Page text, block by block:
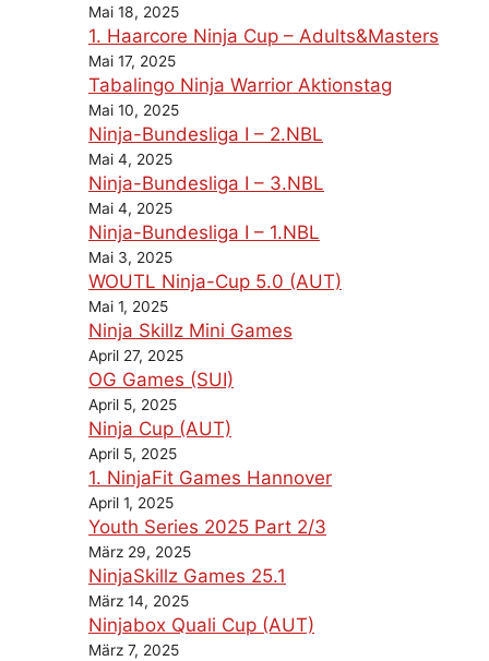
Mai 18, 2025
1. Haarcore Ninja Cup – Adults&Masters
Mai 17, 2025
Tabalingo Ninja Warrior Aktionstag
Mai 10, 2025
Ninja-Bundesliga I – 2.NBL
Mai 4, 2025
Ninja-Bundesliga I – 3.NBL
Mai 4, 2025
Ninja-Bundesliga I – 1.NBL
Mai 3, 2025
WOUTL Ninja-Cup 5.0 (AUT)
Mai 1, 2025
Ninja Skillz Mini Games
April 27, 2025
OG Games (SUI)
April 5, 2025
Ninja Cup (AUT)
April 5, 2025
1. NinjaFit Games Hannover
April 1, 2025
Youth Series 2025 Part 2/3
März 29, 2025
NinjaSkillz Games 25.1
März 14, 2025
Ninjabox Quali Cup (AUT)
März 7, 2025